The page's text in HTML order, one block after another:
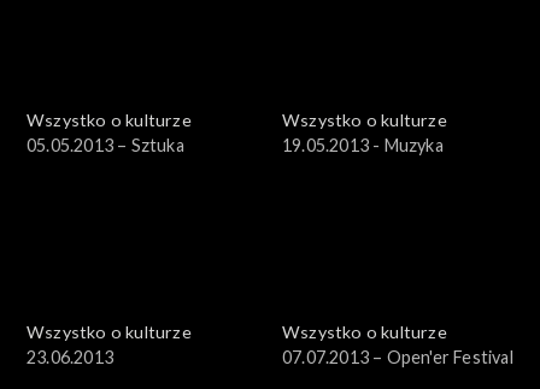
Wszystko o kulturze
05.05.2013 – Sztuka
Wszystko o kulturze
19.05.2013 - Muzyka
Wszystko o kulturze
23.06.2013
Wszystko o kulturze
07.07.2013 – Open'er Festival